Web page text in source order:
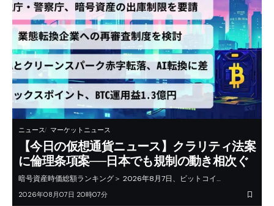
ニュース マーケットニュース
【今日の仮想通貨ニュース】クラリティ法案
に倫理条項案──日本でも規制の動き相次ぐ
暗号資産時価総額ランキング＞ 2026年8月7日、ビットコイ…
2026年08月07日 20時07分